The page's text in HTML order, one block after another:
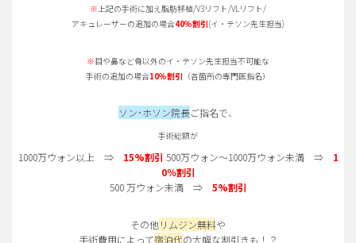
※ 上記の手術に加え脂肪移植/V3リフト/VLリフト/
アキュレーザーの追加の場合40％割引(イ・テソン先生担当)
※目や鼻など骨以外のイ・テソン先生担当不可能な
手術の追加の場合10％割引 （各箇所の専門医指名）
ソン･ホソン院長ご指名で、
手術総額が
1000万ウォン以上 ⇒ 15%割引 500万ウォン～1000万ウォン未満 ⇒ 1
0％割引
500 万ウォン未満 ⇒ 5%割引
その他リムジン無料や
手術費用によって宿泊代の大幅な割引きも！？